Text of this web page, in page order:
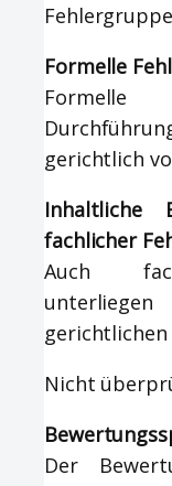
Formelle
gerichtlich
Inhaltliche
fachlicher
Auch
Nicht
Der